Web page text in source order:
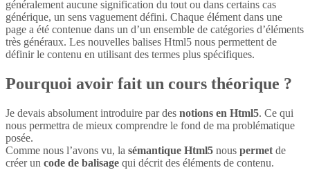
généralement aucune signification du tout ou dans certains cas
générique, un sens vaguement défini. Chaque élément dans une
page a été contenue dans un d’un ensemble de catégories d’éléments
très généraux. Les nouvelles balises Html5 nous permettent de
définir le contenu en utilisant des termes plus spécifiques.
Pourquoi avoir fait un cours théorique ?
Je devais absolument introduire par des notions en Html5. Ce qui
nous permettra de mieux comprendre le fond de ma problématique
posée.
Comme nous l’avons vu, la sémantique Html5 nous permet de
créer un code de balisage qui décrit des éléments de contenu.